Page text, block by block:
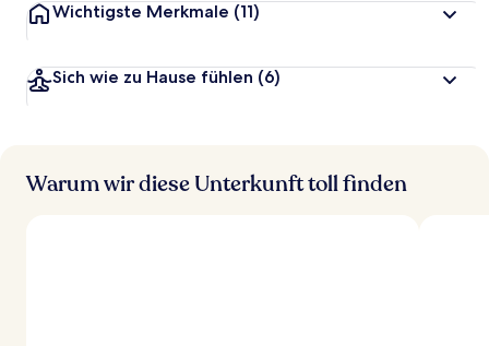
Wichtigste Merkmale (11)
Sich wie zu Hause fühlen (6)
Warum wir diese Unterkunft toll finden